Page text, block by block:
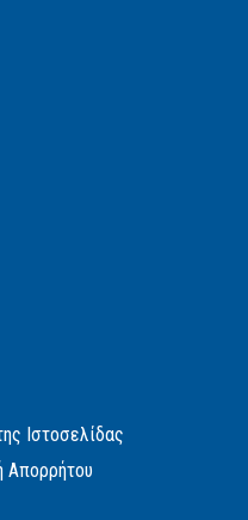
Ιστοσελίδας
Απορρήτου